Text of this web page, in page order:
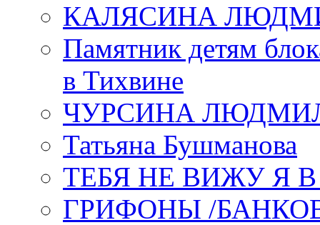
КАЛЯСИНА
Памятник детям
в Тихвине
ЧУРСИНА
Татьяна Бушманова
ТЕБЯ НЕ ВИЖУ Я
ГРИФОНЫ /